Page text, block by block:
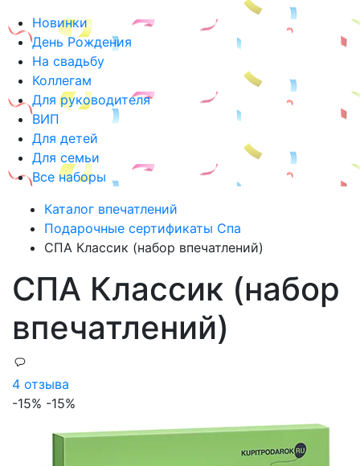
Новинки
День Рождения
На свадьбу
Коллегам
Для руководителя
ВИП
Для детей
Для семьи
Все наборы
Каталог впечатлений
Подарочные сертификаты Спа
СПА Классик (набор впечатлений)
СПА Классик (набор
впечатлений)
4 отзыва
-15% -15%